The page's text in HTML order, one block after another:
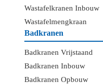
Wastafelkranen Inbouw
Wastafelmengkraan
Badkranen
Badkranen Vrijstaand
Badkranen Inbouw
Badkranen Opbouw